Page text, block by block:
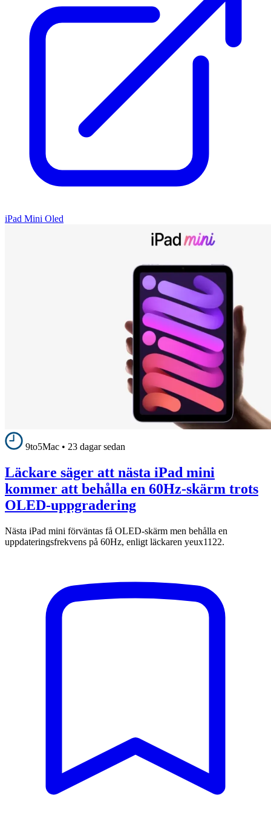
iPad Mini Oled
9to5Mac • 23 dagar sedan
Läckare säger att nästa iPad mini
kommer att behålla en 60Hz-skärm trots
OLED-uppgradering
Nästa iPad mini förväntas få OLED-skärm men behålla en
uppdateringsfrekvens på 60Hz, enligt läckaren yeux1122.